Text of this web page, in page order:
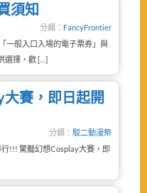
須知
分類： FancyFrontier
一般入口入場的電子票券」與
選擇，歡 […]
賽，即日起開
分類： 駁二動漫祭
!!! 驚豔幻想Cosplay大賽，即